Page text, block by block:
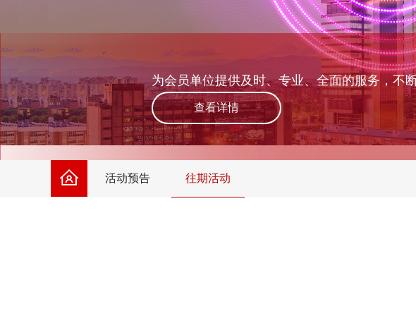
为会员单位提供及时、专业、全面的服务，不
查看详情
活动预告 往期活动